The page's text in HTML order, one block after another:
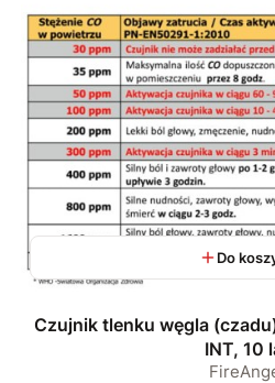
Do
Czujnik tlenku węgla
INT, 10